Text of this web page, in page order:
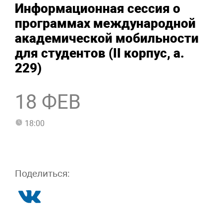
Информационная сессия о
программах международной
академической мобильности
для студентов (II корпус, а.
229)
18 ФЕВ
18:00
Поделиться: